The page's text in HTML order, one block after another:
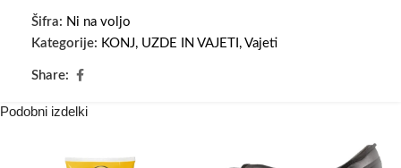
Šifra: Ni na voljo
Kategorije: KONJ, UZDE IN VAJETI , Vajeti
Share:
Podobni izdelki